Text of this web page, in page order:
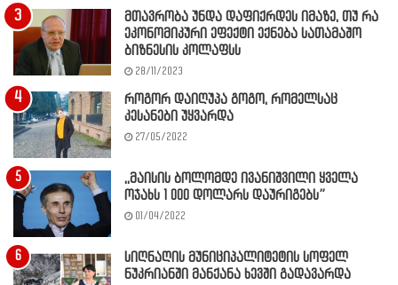
მთავრობა უნდა დაფიქრდეს იმაზე, თუ რა
ეკონომიკური ეფექტი ექნება სათამაშო
ბიზნესის კოლაფსს
28/11/2023
როგორ დაიღუპა გოგო, რომელსაც
კესანები უყვარდა
27/05/2022
,,მაისის ბოლომდე ივანიშვილი ყველა
ოჯახს 1 000 დოლარს დაურიგებს”
01/04/2022
სიღნაღის მუნიციპალიტეტის სოფელ
ნუკრიანში მანქანა ხევში გადავარდა